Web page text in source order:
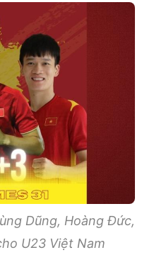
Dũng, Hoàng Đức,
U23 Việt Nam